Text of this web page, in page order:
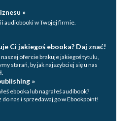
»
i audiobooki w Twojej firmie.
Ci jakiegoś ebooka? Daj znać!
naszej ofercie brakuje jakiegoś tytulu,
starań, by jak najszybciej się u nas
»
ebooka lub nagrałeś audibook?
do nas i sprzedawaj go w Ebookpoint!